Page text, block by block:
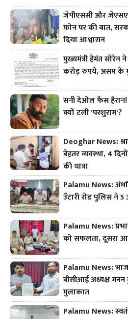
जेपीएससी और
फोन पर की बात,
दिया आश्वासन
मुख्यमंत्री हेमंत सोरेन
करोड़ रुपये, असम के
सनी देओल फैंस
क्यों टली 'परशुराम'?
Deoghar News:
बेहतर व्यवस्था, 4
की यात्रा
Palamu News:
उँटारी रोड पुलिस ने
Palamu News:
को सफलता, दूसरा
Palamu News:
बीसीआई अध्यक्ष मनन
मुलाकात
Palamu News: